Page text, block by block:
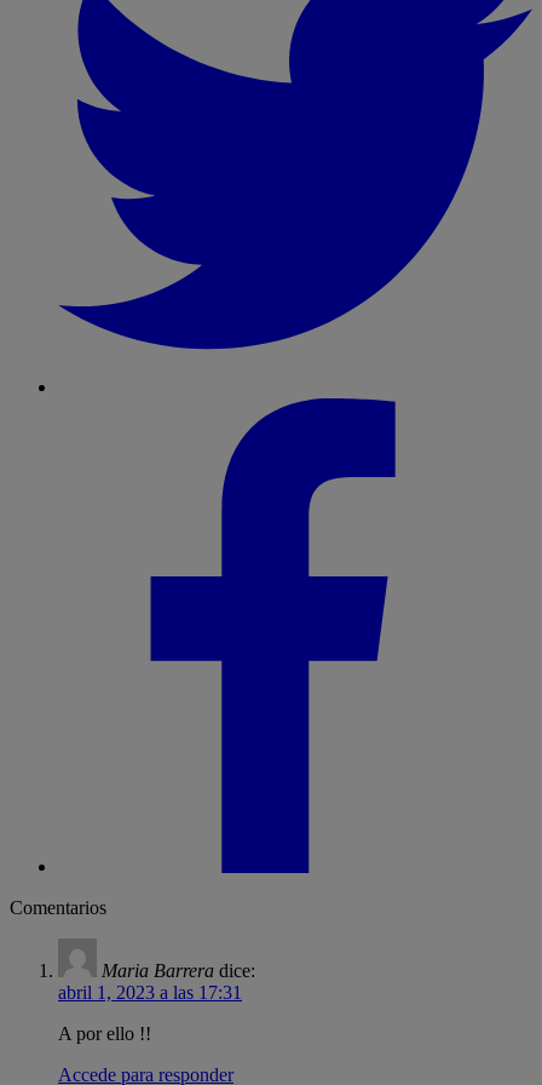
Comentarios
Maria Barrera dice:
abril 1, 2023 a las 17:31
A por ello !!
Accede para responder